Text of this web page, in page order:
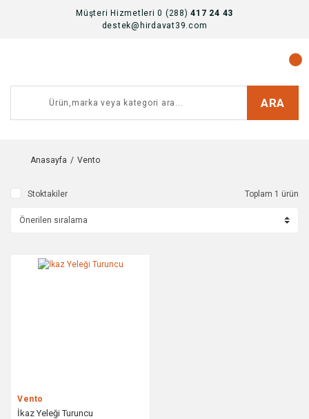
Müşteri Hizmetleri 0 (288)417 24 43
destek@hirdavat39.com
ARA
Anasayfa Vento
Stoktakiler Toplam 1 ürün
Vento
İkaz Yeleği Turuncu